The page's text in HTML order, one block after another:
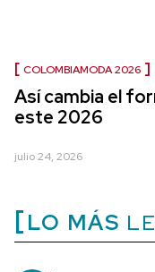
COLOMBIAMODA 2026
Así cambia el
este 2026
julio 24, 2026
LO MÁS